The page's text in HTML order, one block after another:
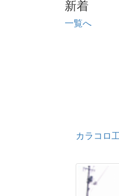
新着
一覧へ
カラコロ